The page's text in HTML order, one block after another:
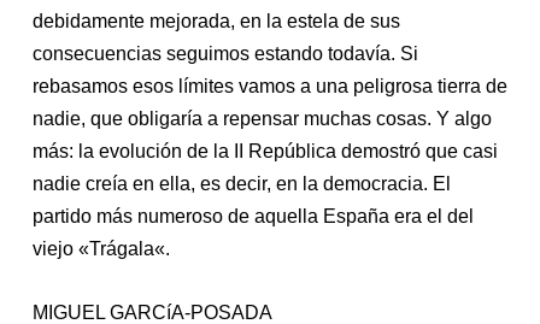
debidamente mejorada, en la estela de sus
consecuencias seguimos estando todavía. Si
rebasamos esos límites vamos a una peligrosa tierra de
nadie, que obligaría a repensar muchas cosas. Y algo
más: la evolución de la II República demostró que casi
nadie creía en el la, es decir, en la democracia. El
partido más numeroso de aquel la España era el del
viejo «Trága la«.
MIGUEL GARCíA-POSADA